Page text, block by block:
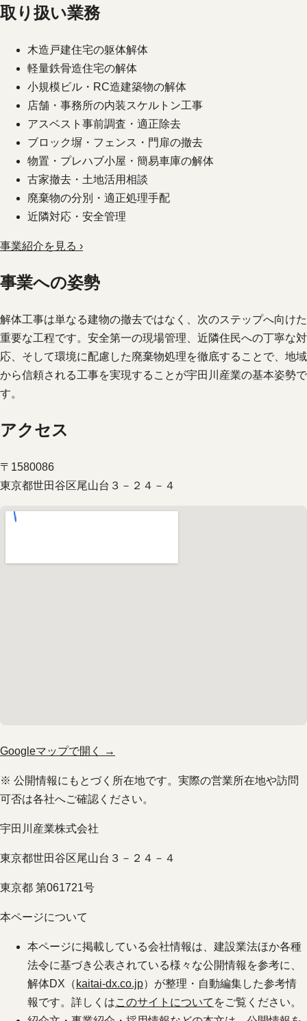
取り扱い業務
木造戸建住宅の躯体解体
軽量鉄骨造住宅の解体
小規模ビル・RC造建築物の解体
店舗・事務所の内装スケルトン工事
アスベスト事前調査・適正除去
ブロック塀・フェンス・門扉の撤去
物置・プレハブ小屋・簡易車庫の解体
古家撤去・土地活用相談
廃棄物の分別・適正処理手配
近隣対応・安全管理
事業紹介を見る ›
事業への姿勢
解体工事は単なる建物の撤去ではなく、次のステップへ向けた
重要な工程です。安全第一の現場管理、近隣住民への丁寧な対
応、そして環境に配慮した廃棄物処理を徹底することで、地域
から信頼される工事を実現することが宇田川産業の基本姿勢で
す。
アクセス
〒1580086
東京都世田谷区尾山台３－２４－４
Googleマップで開く →
※ 公開情報にもとづく所在地です。実際の営業所在地や訪問
可否は各社へご確認ください。
宇田川産業株式会社
東京都世田谷区尾山台３－２４－４
東京都 第061721号
本ページについて
本ページに掲載している会社情報は、建設業法ほか各種
法令に基づき公表されている様々な公開情報を参考に、
解体DX（ kaitai-dx.co.jp）が整理・自動編集した参考情
報です。詳しくはこのサイトについて をご覧ください。